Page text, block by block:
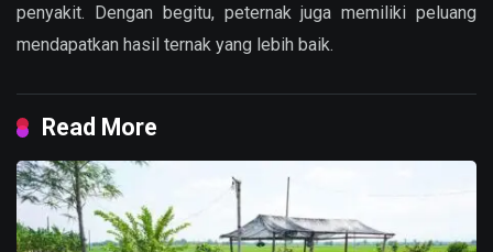
penyakit. Dengan begitu, peternak juga memiliki peluang
mendapatkan hasil ternak yang lebih baik.
Read More